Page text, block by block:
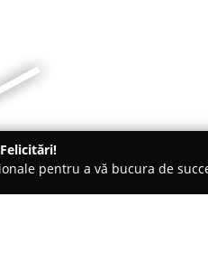
Felicitări!
pentru a vă bucura de